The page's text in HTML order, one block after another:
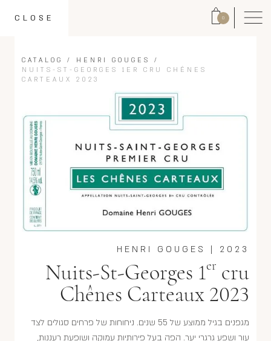
0
CLOSE
CATALOG / HENRI GOUGES
/
NUITS-ST-GEORGES 1ER CRU CHÊNES
CARTEAUX 2023
2023
|
HENRI GOUGES
Nuits-St-Georges 1er cru
Chênes Carteaux 2023
מגפנים בגיל ממוצע של 55 שנים. ניחוחות של פרחים סגולים לצד
עור ושפע גרגרי יער. הפה בעל פירותיות עמוקה ושופעת רעננות,